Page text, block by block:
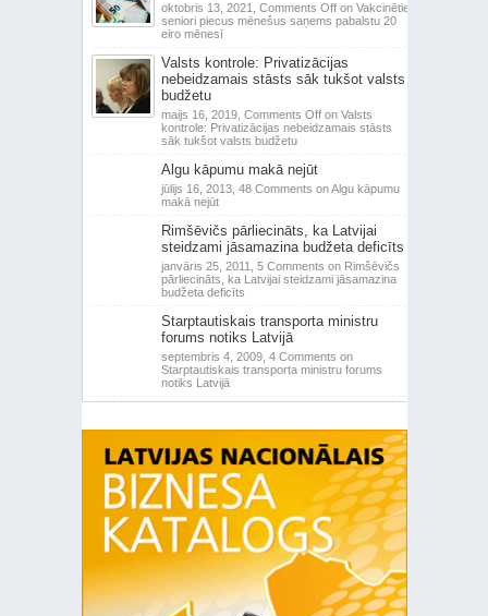
oktobris 13, 2021, Comments Offon Vakcinētie
seniori piecus mēnešus saņems pabalstu 20
eiro mēnesī
Valsts kontrole: Privatizācijas
nebeidzamais stāsts sāk tukšot valsts
budžetu
maijs 16, 2019, Comments Offon Valsts
kontrole: Privatizācijas nebeidzamais stāsts
sāk tukšot valsts budžetu
Algu kāpumu makā nejūt
jūlijs 16, 2013, 48 Comments on Algu kāpumu
makā nejūt
Rimšēvičs pārliecināts, ka Latvijai
steidzami jāsamazina budžeta deficīts
janvāris 25, 2011, 5 Comments on Rimšēvičs
pārliecināts, ka Latvijai steidzami jāsamazina
budžeta deficīts
Starptautiskais transporta ministru
forums notiks Latvijā
septembris 4, 2009, 4 Comments on
Starptautiskais transporta ministru forums
notiks Latvijā